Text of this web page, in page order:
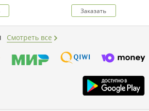
Заказать
Смотреть все